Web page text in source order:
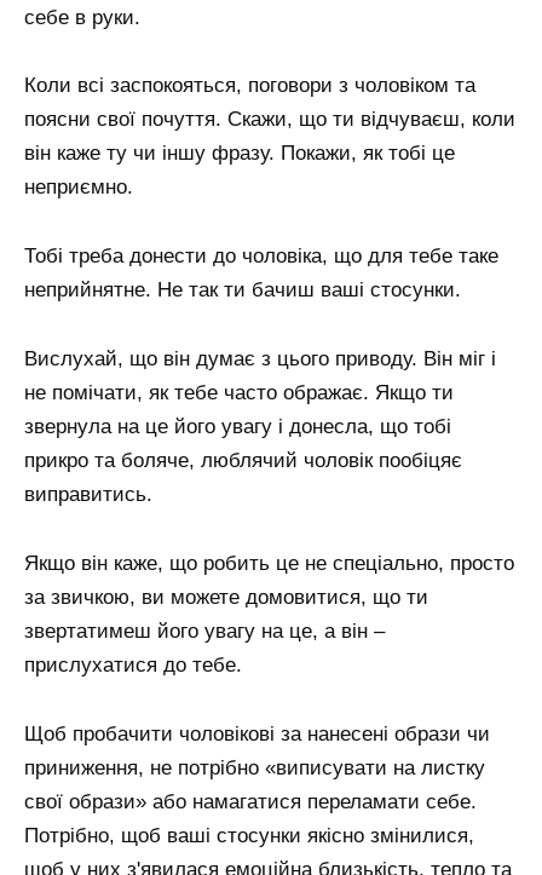
себе в руки.
Коли всі заспокояться, поговори з чоловіком та
поясни свої почуття. Скажи, що ти відчуваєш, коли
він каже ту чи іншу фразу. Покажи, як тобі це
неприємно.
Тобі треба донести до чоловіка, що для тебе таке
неприйнятне. Не так ти бачиш ваші стосунки.
Вислухай, що він думає з цього приводу. Він міг і
не помічати, як тебе часто ображає. Якщо ти
звернула на це його увагу і донесла, що тобі
прикро та боляче, люблячий чоловік пообіцяє
виправитись.
Якщо він каже, що робить це не спеціально, просто
за звичкою, ви можете домовитися, що ти
звертатимеш його увагу на це, а він –
прислухатися до тебе.
Щоб пробачити чоловікові за нанесені образи чи
приниження, не потрібно «виписувати на листку
свої образи» або намагатися переламати себе.
Потрібно, щоб ваші стосунки якісно змінилися,
щоб у них з'явилася емоційна близькість, тепло та